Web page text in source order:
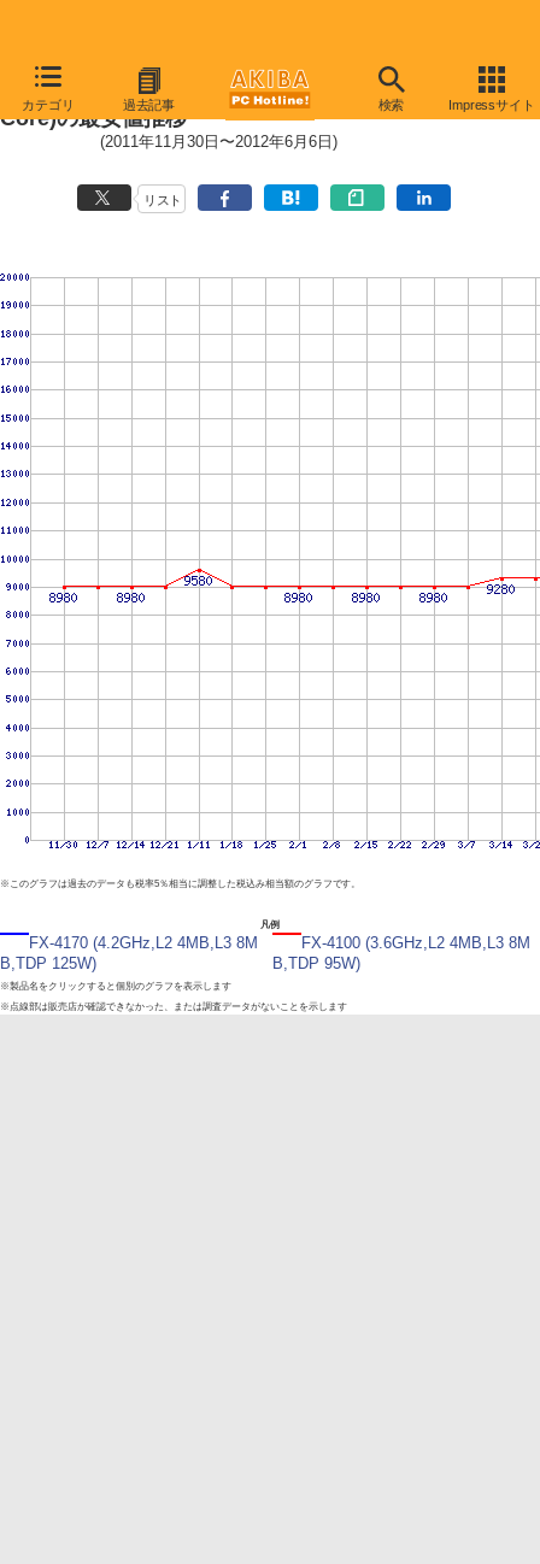
カテゴリ 過去記事 検索 Impressサイト
Socket AM3+ (HyperTransport,4
Core)の最安値推移
(2011年11月30日〜2012年6月6日)
リスト
※このグラフは過去のデータも税率5％相当に調整した税込み相当額のグラフです。
凡例
FX-4170 (4.2GHz,L2 4MB,L3 8M
B,TDP 125W)
FX-4100 (3.6GHz,L2 4MB,L3 8M
B,TDP 95W)
※製品名をクリックすると個別のグラフを表示します
※点線部は販売店が確認できなかった、または調査データがないことを示します